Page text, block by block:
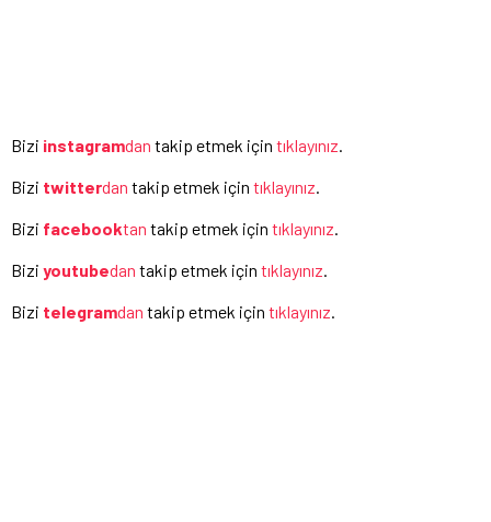
Bizi instagramdan takip etmek için tıklayınız
Bizi twitterdan takip etmek için tıklayınız
Bizi facebooktan takip etmek için tıklayınız
Bizi youtubedan takip etmek için tıklayınız
Bizi telegramdan takip etmek için tıklayınız